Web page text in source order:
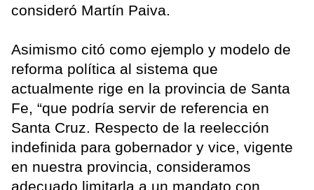
consideró Martín Paiva.
Asimismo citó como ejemplo y modelo de
reforma política al sistema que
actualmente rige en la provincia de Santa
Fe, “que podría servir de referencia en
Santa Cruz. Respecto de la reelección
indefinida para gobernador y vice, vigente
en nuestra provincia, consideramos
adecuado limitarla a un mandato con